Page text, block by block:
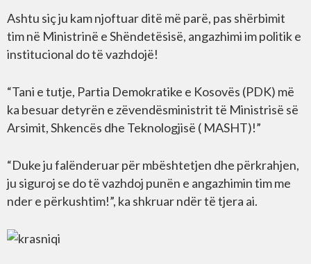
Ashtu siç ju kam njoftuar ditë më parë, pas shërbimit
tim në Ministrinë e Shëndetësisë, angazhimi im politik e
institucional do të vazhdojë!
“Tani e tutje, Partia Demokratike e Kosovës (PDK) më
ka besuar detyrën e zëvendësministrit të Ministrisë së
Arsimit, Shkencës dhe Teknologjisë ( MASHT)!”
“Duke ju falënderuar për mbështetjen dhe përkrahjen,
ju siguroj se do të vazhdoj punën e angazhimin tim me
nder e përkushtim!”, ka shkruar ndër të tjera ai.